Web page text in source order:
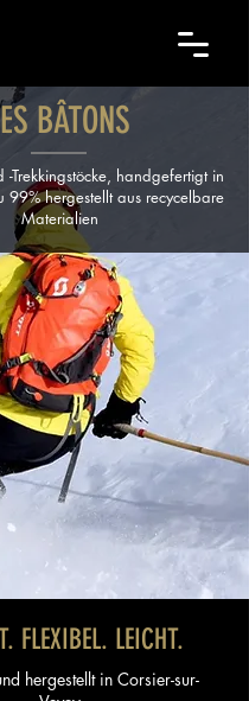
BÂTONS
-Trekkingstöcke, handgefertigt in
99% hergestellt aus recycelbare
Materialien
FLEXIBEL. LEICHT.
hergestellt in Corsier-sur-